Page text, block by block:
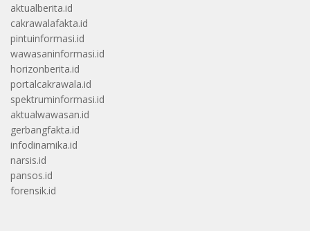
aktualberita.id
cakrawalafakta.id
pintuinformasi.id
wawasaninformasi.id
horizonberita.id
portalcakrawala.id
spektruminformasi.id
aktualwawasan.id
gerbangfakta.id
infodinamika.id
narsis.id
pansos.id
forensik.id